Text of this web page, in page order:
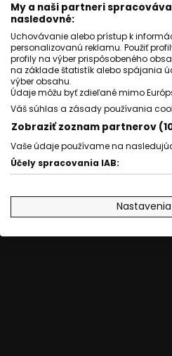
My a naši partneri
nasledovné:
Uchovávanie alebo prístup k
personalizovanú reklamu. Použiť
profily na výber prispôsobeného
na základe štatistík alebo spájania
výber obsahu.
Údaje môžu byť zdieľané mimo
Váš súhlas a zásady používania
Zobraziť zoznam partnerov
Vaše údaje používame na
Účely spracovania IAB:
Použiť obmedzené údaje
Vytvoriť profily pre
Použiť profily na výber
Vytvoriť profily na
Použiť profily na výber
Nastavenia